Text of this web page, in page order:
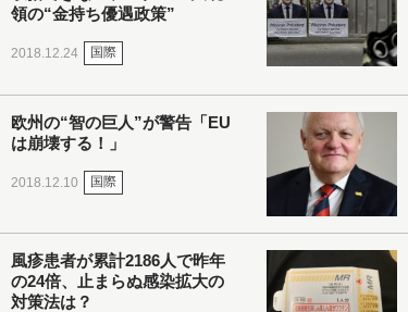
領の“金持ち優遇政策”
2018.12.24 国際
欧州の“智の巨人”が警告「EU
は崩壊する！」
2018.12.10 国際
風疹患者が累計2186人で昨年
の24倍、止まらぬ感染拡大の
対策法は？